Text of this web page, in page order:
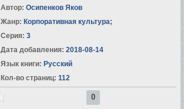
Автор: Осипенков Яков
Жанр: Корпоративная культура;
Серия: 3
Дата добавления: 2018-08-14
Язык книги: Русский
Кол-во страниц: 112
0